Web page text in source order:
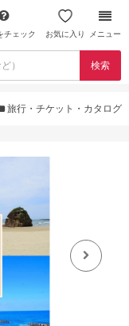
チェック お気に入り メニュー
検索
旅行・チケット・カタログ